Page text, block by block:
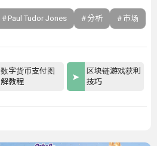
Paul Tudor Jones 分析 市场
数字货币支付图
解教程
区块链游戏获利
技巧